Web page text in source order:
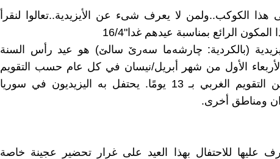
هذا الكوكب..ولمن لا يعرف شىء عن الأيزيدية..تعالوا لنقرأ
الرائع بمناسبة عيدهم غدا"16/4
(بالكردية: چارشەما سەرێ سالێ‏) هو عيد رأس السنة
الأول من شهر أبريل/نيسان في كل عام حسب التقويم
الشرقي، متأخرًا عن التقويم الغربي بـ 13 يومًا. يحتفل به اليزيديون في سوريا
ومناطق أخرى.
عليها للاحتفال بهذا العيد على غرار تحضير عجينة خاصة